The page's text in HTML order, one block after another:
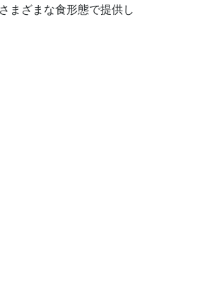
まざまな食形態で提供し